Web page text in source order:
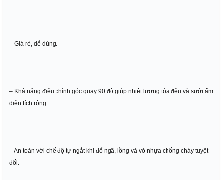
– Giá rẻ, dễ dùng.
– Khả năng điều chỉnh góc quay 90 độ giúp nhiệt lượng tỏa đều và sưởi ấm
diện tích rộng.
– An toàn với chế độ tự ngắt khi đổ ngã, lồng và vỏ nhựa chống cháy tuyệt
đối.